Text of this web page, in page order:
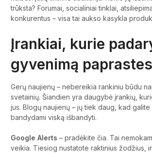
trūksta? Forumai, socialiniai tinklai,
konkurentus – visa tai aukso kasykla
Įrankiai, kurie
gyvenimą
Gerų naujienų – nebereikia rankiniu būdu
svetainių. Šiandien yra daugybė įrankių,
jus. Blogų naujienų – jų tiek daug, kad
bandydami viską išbandyti.
Google Alerts – pradėkite čia. Tai
veikia. Tiesiog nustatote raktinius žodžius,